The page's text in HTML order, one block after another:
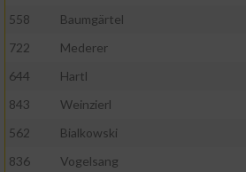
558
Baumgärtel
722
Mederer
644
Hartl
843
Weinzierl
562
Bialkowski
836
Vogelsang